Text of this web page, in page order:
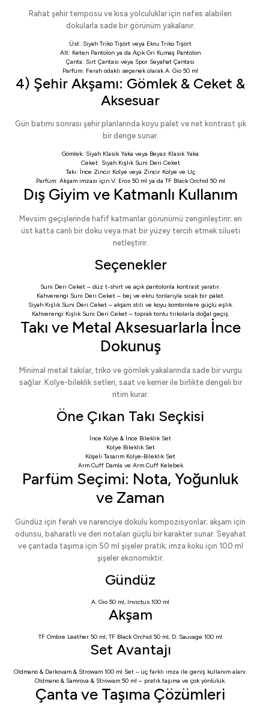
Rahat şehir temposu ve kısa yolculuklar için nefes alabilen
dokularla sade bir görünüm yakalanır.
Üst: Siyah Triko Tişört veya Ekru Triko Tişört
Alt: Keten Pantolon ya da Açık Gri Kumaş Pantolon
Çanta: Sırt Çantası veya Spor Seyahat Çantası
Parfüm: Ferah odaklı seçenek olarak A. Gio 50 ml
4) Şehir Akşamı: Gömlek & Ceket &
Aksesuar
Gün batımı sonrası şehir planlarında koyu palet ve net kontrast şık
bir denge sunar.
Gömlek: Siyah Klasik Yaka veya Beyaz Klasik Yaka
Ceket: Siyah Kışlık Suni Deri Ceket
Takı: İnce Zincir Kolye veya Zincir Kolye ve Uç
Parfüm: Akşam imzası için V. Eros 50 ml ya daTF Black Orchid 50 ml
Dış Giyim ve Katmanlı Kullanım
Mevsim geçişlerinde hafif katmanlar görünümü zenginleştirir; en
üst katta canlı bir doku veya mat bir yüzey tercih etmek silueti
netleştirir.
Seçenekler
Suni Deri Ceket – düz t-shirt ve açık pantolonla kontrast yaratır.
Kahverengi Suni Deri Ceket– bej ve ekru tonlarıyla sıcak bir palet.
Siyah Kışlık Suni Deri Ceket– akşam stili ve koyu kombinlere güçlü eşlik.
Kahverengi Kışlık Suni Deri Ceket– toprak tonlu trikolarla doğal geçiş.
Takı ve Metal Aksesuarlarla İnce
Dokunuş
Minimal metal takılar, triko ve gömlek yakalarında sade bir vurgu
sağlar. Kolye-bileklik setleri, saat ve kemer ile birlikte dengeli bir
ritim kurar.
Öne Çıkan Takı Seçkisi
İnce Kolye & İnce Bileklik Set
Kolye Bileklik Set
Köşeli Tasarım Kolye-Bileklik Set
Arm Cuff Damlave Arm Cuff Kelebek
Parfüm Seçimi: Nota, Yoğunluk
ve Zaman
Gündüz için ferah ve narenciye dokulu kompozisyonlar; akşam için
odunsu, baharatlı ve deri notaları güçlü bir karakter sunar. Seyahat
ve çantada taşıma için 50 ml şişeler pratik; imza koku için 100 ml
şişeler ekonomiktir.
Gündüz
A. Gio 50 ml, Invictus 100 ml
Akşam
TF Ombre Leather 50 ml,TF Black Orchid 50 ml, D. Sauvage 100 ml
Set Avantajı
Oldmano & Darkovam & Strowam 100 ml Set – üç farklı imza ile geniş kullanım alanı.
Oldmano & Samrova & Strowam 50 ml – pratik taşıma ve çok yönlülük.
Çanta ve Taşıma Çözümleri